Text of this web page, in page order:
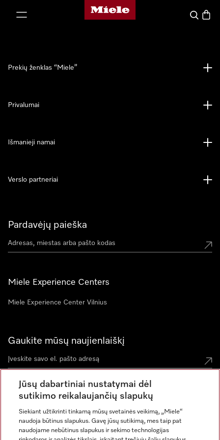
"Miele" pradžios tinklalapis
Paieška
Pardavėjų paieška
Miele Experience Centers
Miele Experience Center Vilnius
Gaukite mūsų naujienlaiškį
Prekių ženklas “Miele”
Privalumai
Išmanieji namai
Verslo partneriai
Jūsų dabartiniai nustatymai dėl
sutikimo reikalaujančių slapukų
Siekiant užtikrinti tinkamą mūsų svetainės veikimą, „Miele“
naudoja būtinus slapukus. Gavę jūsų sutikimą, mes taip pat
naudojame nebūtinus slapukus ir sekimo technologijas